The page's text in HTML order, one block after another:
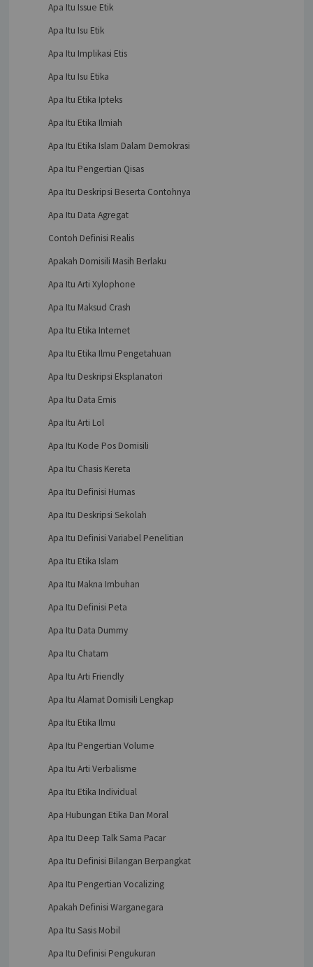
Apa Itu Issue Etik
Apa Itu Isu Etik
Apa Itu Implikasi Etis
Apa Itu Isu Etika
Apa Itu Etika Ipteks
Apa Itu Etika Ilmiah
Apa Itu Etika Islam Dalam Demokrasi
Apa Itu Pengertian Qisas
Apa Itu Deskripsi Beserta Contohnya
Apa Itu Data Agregat
Contoh Definisi Realis
Apakah Domisili Masih Berlaku
Apa Itu Arti Xylophone
Apa Itu Maksud Crash
Apa Itu Etika Internet
Apa Itu Etika Ilmu Pengetahuan
Apa Itu Deskripsi Eksplanatori
Apa Itu Data Emis
Apa Itu Arti Lol
Apa Itu Kode Pos Domisili
Apa Itu Chasis Kereta
Apa Itu Definisi Humas
Apa Itu Deskripsi Sekolah
Apa Itu Definisi Variabel Penelitian
Apa Itu Etika Islam
Apa Itu Makna Imbuhan
Apa Itu Definisi Peta
Apa Itu Data Dummy
Apa Itu Chatam
Apa Itu Arti Friendly
Apa Itu Alamat Domisili Lengkap
Apa Itu Etika Ilmu
Apa Itu Pengertian Volume
Apa Itu Arti Verbalisme
Apa Itu Etika Individual
Apa Hubungan Etika Dan Moral
Apa Itu Deep Talk Sama Pacar
Apa Itu Definisi Bilangan Berpangkat
Apa Itu Pengertian Vocalizing
Apakah Definisi Warganegara
Apa Itu Sasis Mobil
Apa Itu Definisi Pengukuran